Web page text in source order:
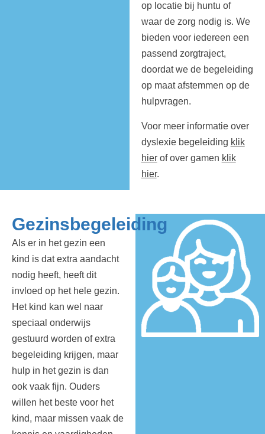
op locatie bij huntu of
waar de zorg nodig is. We
bieden voor iedereen een
passend zorgtraject,
doordat we de begeleiding
op maat afstemmen op de
hulpvragen.
Voor meer informatie over
dyslexie begeleiding klik
hierof over gamen klik
hier.
Gezinsbegeleiding
Als er in het gezin een
kind is dat extra aandacht
nodig heeft, heeft dit
invloed op het hele gezin.
Het kind kan wel naar
speciaal onderwijs
gestuurd worden of extra
begeleiding krijgen, maar
hulp in het gezin is dan
ook vaak fijn. Ouders
willen het beste voor het
kind, maar missen vaak de